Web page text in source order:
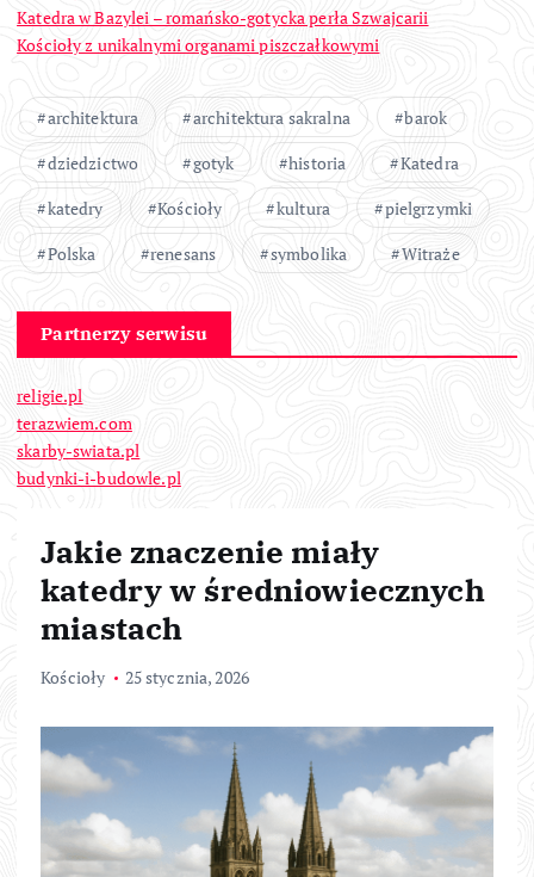
Katedra w Bazylei – romańsko-gotycka perła Szwajcarii
Kościoły z unikalnymi organami piszczałkowymi
architektura architektura sakralna
barok
dziedzictwo
gotyk historia
Katedra
katedry
Kościoły kultura
pielgrzymki
Polska
renesans symbolika Witraże
Partnerzy serwisu
religie.pl
terazwiem.com
skarby-swiata.pl
budynki-i-budowle.pl
Jakie znaczenie miały
katedry w średniowiecznych
miastach
Kościoły 25 stycznia, 2026